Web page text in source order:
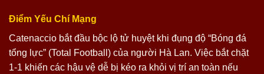
Điểm Yếu Chí Mạng
Catenaccio bắt đầu bộc lộ tử huyệt khi đụng độ “Bóng đá
tổng lực” (Total Football) của người Hà Lan. Việc bắt chặt
1-1 khiến các hậu vệ dễ bị kéo ra khỏi vị trí an toàn nếu